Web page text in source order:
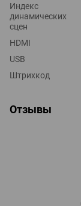
Индекс
динамических
сцен
HDMI
USB
Штрихкод
Отзывы